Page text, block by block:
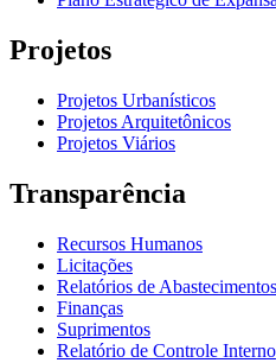
Projetos
Projetos Urbanísticos
Projetos Arquitetônicos
Projetos Viários
Transparência
Recursos Humanos
Licitações
Relatórios de Abastecimentos
Finanças
Suprimentos
Relatório de Controle Interno